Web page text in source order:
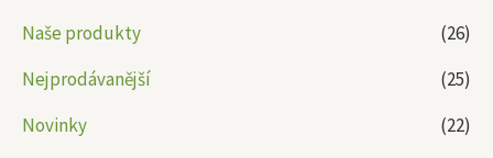
Naše produkty
(26)
Nejprodávanější
(25)
Novinky
(22)